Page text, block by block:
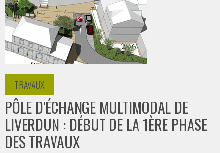
TRAVAUX
PÔLE D'ÉCHANGE MULTIMODAL DE
LIVERDUN : DÉBUT DE LA 1ÈRE PHASE
DES TRAVAUX